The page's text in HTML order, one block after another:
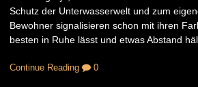
Schutz der Unterwasserwelt und zum
Bewohner signalisieren schon mit ihren
besten in Ruhe lässt und etwas Abstand
Continue Reading 0